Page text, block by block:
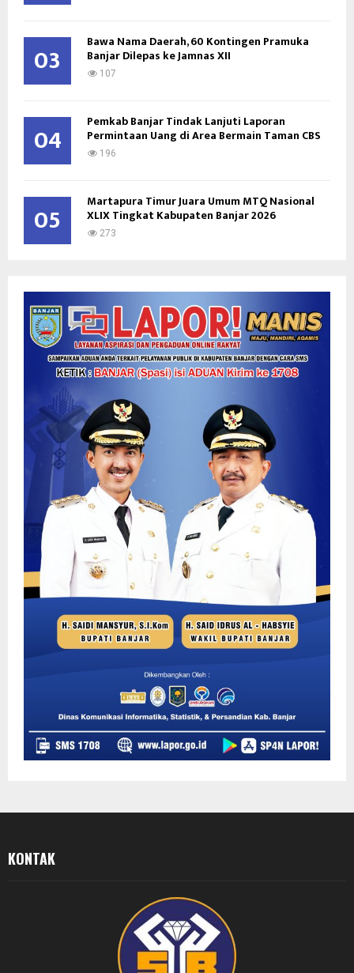
03 Bawa Nama Daerah, 60 Kontingen Pramuka
Banjar Dilepas ke Jamnas XII
107
04 Pemkab Banjar Tindak Lanjuti Laporan
Permintaan Uang di Area Bermain Taman CBS
196
05 Martapura Timur Juara Umum MTQ Nasional
XLIX Tingkat Kabupaten Banjar 2026
273
KONTAK